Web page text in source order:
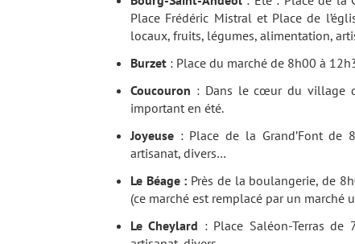
Place Frédéric Mistral et Place de
locaux, fruits, légumes, alimentation,
Burzet : Place du marché de 8h00 à
Coucouron : Dans le cœur du village
important en été.
Joyeuse : Place de la Grand’Font de
artisanat, divers…
Le Béage : Près de la boulangerie, de
(ce marché est remplacé par un
Le Cheylard : Place Saléon-Terras